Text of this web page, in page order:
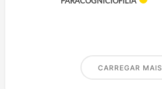
CARREGAR MAIS